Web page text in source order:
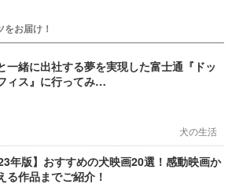
お届け！
一緒に出社する夢を実現した富士通『ドッ
ィス』に行ってみ…
犬の生活
年版】おすすめの犬映画20選！感動映画か
る作品までご紹介！